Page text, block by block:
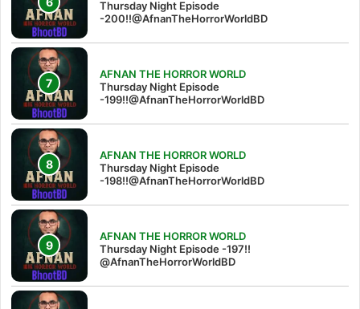
Thursday Night Episode
-200!!@AfnanTheHorrorWorldBD
AFNAN THE HORROR WORLD
Thursday Night Episode
-199!!@AfnanTheHorrorWorldBD
AFNAN THE HORROR WORLD
Thursday Night Episode
-198!!@AfnanTheHorrorWorldBD
AFNAN THE HORROR WORLD
Thursday Night Episode -197!!‪
@AfnanTheHorrorWorldBD‬